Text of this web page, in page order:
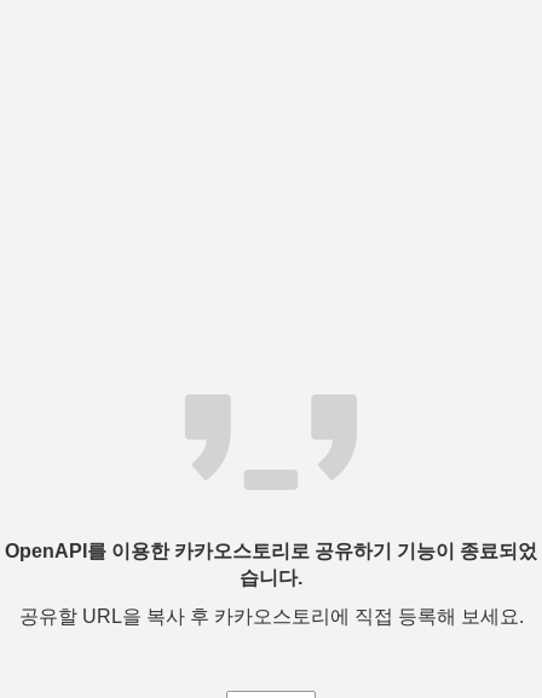
OpenAPI를 이용한 카카오스토리로 공유하기 기능이 종료되었
습니다.
공유할 URL을 복사 후 카카오스토리에 직접 등록해 보세요.